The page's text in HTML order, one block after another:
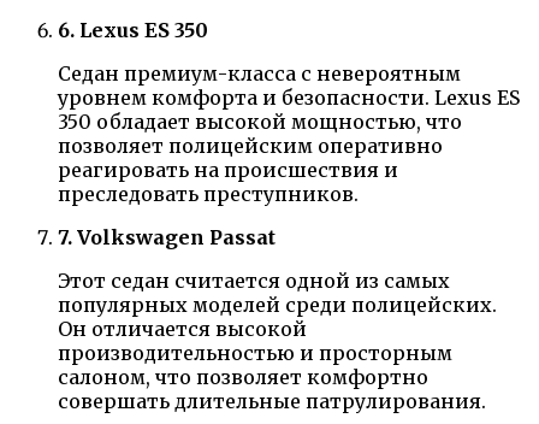
6. Lexus ES 350
Седан премиум-класса с невероятным
уровнем комфорта и безопасности. Lexus ES
350 обладает высокой мощностью, что
позволяет полицейским оперативно
реагировать на происшествия и
преследовать преступников.
7. Volkswagen Passat
Этот седан считается одной из самых
популярных моделей среди полицейских.
Он отличается высокой
производительностью и просторным
салоном, что позволяет комфортно
совершать длительные патрулирования.